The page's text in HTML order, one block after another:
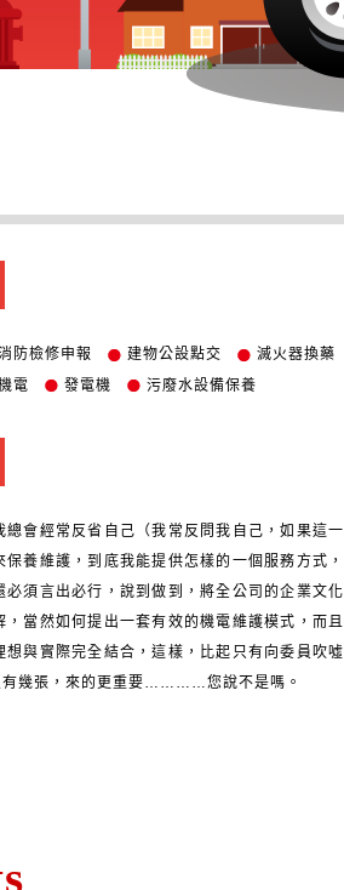
防檢修申報 建物公設點交 滅火器換藥
電 發電機 污廢水設備保養
會經常反省自己（我常反問我自己，如果這一
養維護，到底我能提供怎樣的一個服務方式，
須言出必行，說到做到，將全公司的企業文化
當然如何提出一套有效的機電維護模式，而且
與實際完全結合，這樣，比起只有向委員吹噓
有幾張，來的更重要…………您說不是嗎。